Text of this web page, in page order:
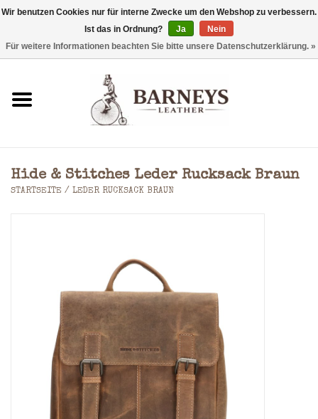
0 Artikel - €0,00
Geldbörse
Rucksäcke
Accessoires
Hide & Stitches Leder Rucksack Braun
STARTSEITE / LEDER RUCKSACK BRAUN
Wir benutzen Cookies nur für interne Zwecke um den Webshop zu verbessern.
Ist das in Ordnung?
Ja
Nein
Für weitere Informationen beachten Sie bitte unsere Datenschutzerklärung. »